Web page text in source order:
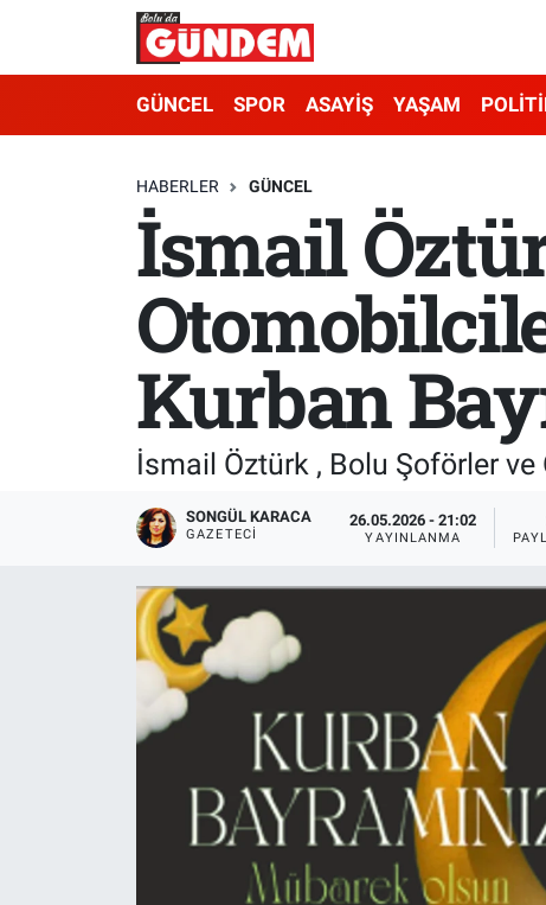
GÜNCEL SPOR ASAYİŞ YAŞAM
HABERLER GÜNCEL
İsmail
Kurban
İsmail Öztürk , Bolu Şoförler ve
SONGÜL KARACA
GAZETECI
26.05.2026 - 21:02
YAYINLANMA
Merkez Nöbetçi Eczaneler
Merkez Trafik Yoğunluk Haritası
Süper Lig Puan Durumu ve Fikstür
Tüm Manşetler
Son Dakika Haberleri
Haber Arşivi